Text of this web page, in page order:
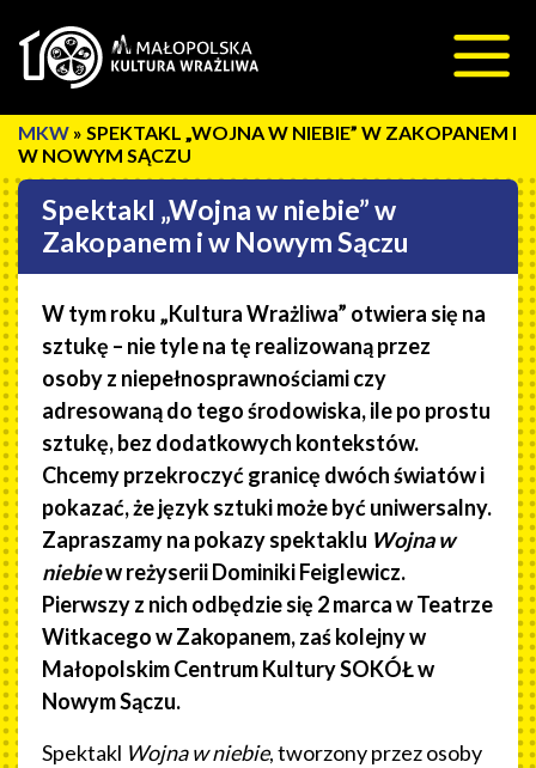
» SPEKTAKL „WOJNA W NIEBIE” W ZAKOPANEM I
W NOWYM SĄCZU
Spektakl „Wojna w niebie” w
Zakopanem i w Nowym Sączu
W tym roku „Kultura Wrażliwa” otwiera się na
sztukę – nie tyle na tę realizowaną przez
osoby z niepełnosprawnościami czy
adresowaną do tego środowiska, ile po prostu
sztukę, bez dodatkowych kontekstów.
Chcemy przekroczyć granicę dwóch światów i
pokazać, że język sztuki może być uniwersalny.
Zapraszamy na pokazy spektaklu Wojna w
niebiew reżyserii Dominiki Feiglewicz.
Pierwszy z nich odbędzie się 2 marca w Teatrze
Witkacego w Zakopanem, zaś kolejny w
Małopolskim Centrum Kultury SOKÓŁ w
Nowym Sączu.
Spektakl Wojna w niebie, tworzony przez osoby